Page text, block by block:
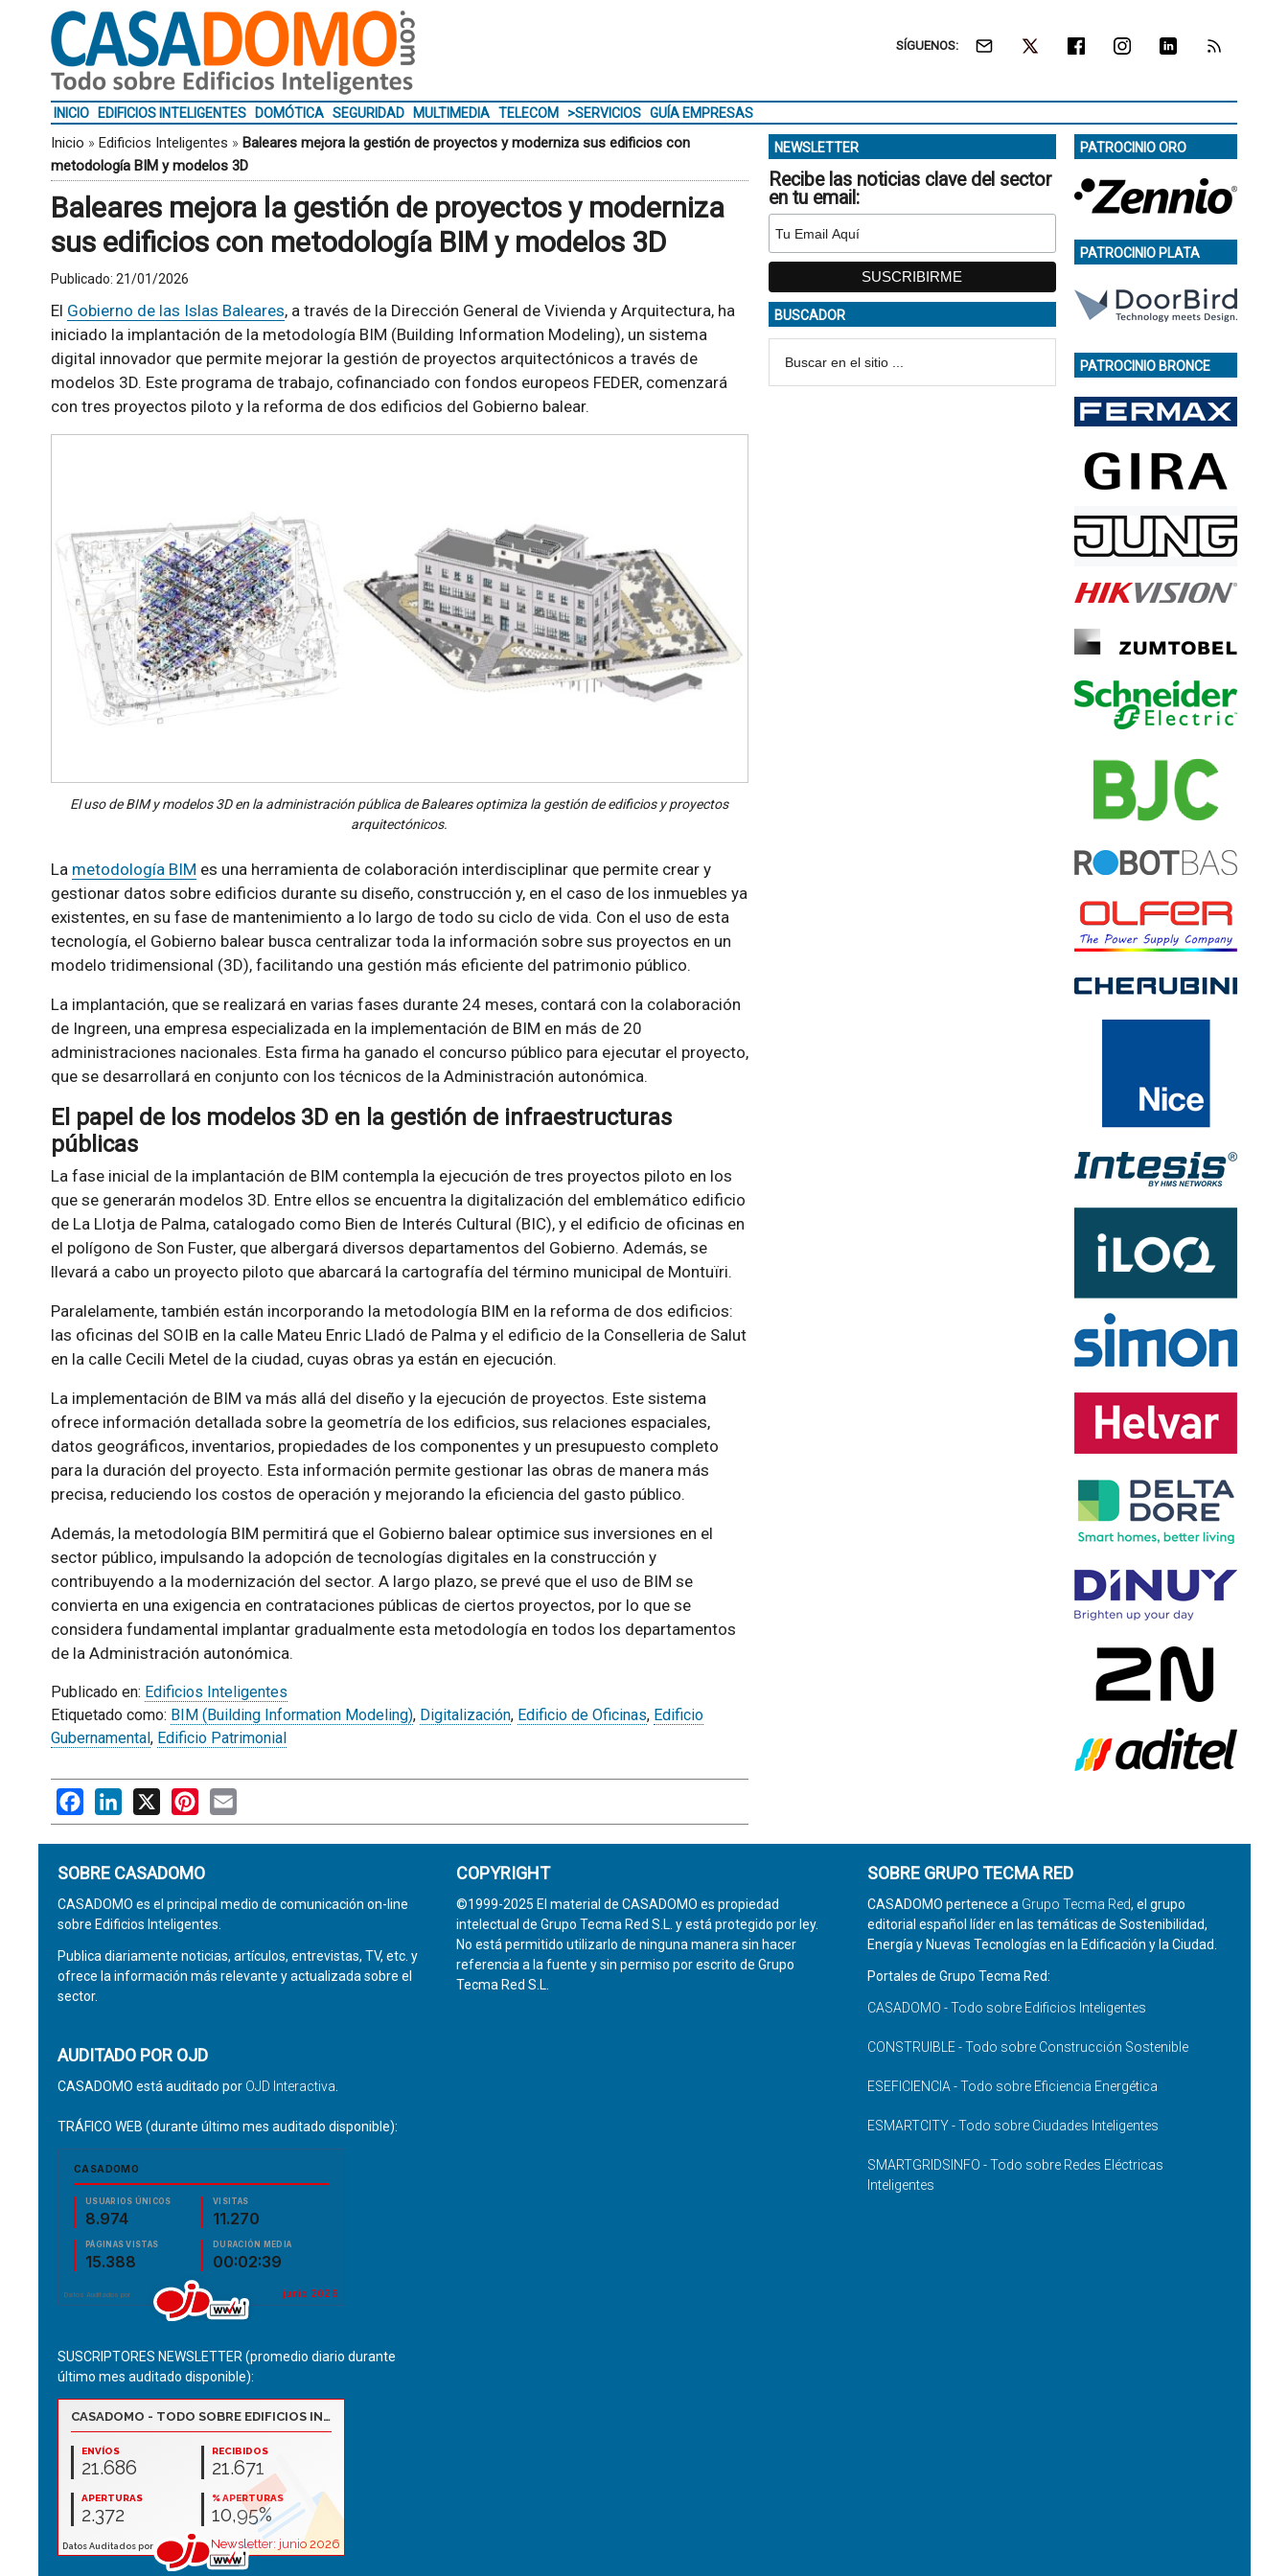
SÍGUENOS:
INICIO EDIFICIOS INTELIGENTES DOMÓTICA SEGURIDAD MULTIMEDIA TELECOM >SERVICIOS GUÍA EMPRESAS
Inicio » Edificios Inteligentes » Baleares mejora la gestión de proyectos y moderniza sus edificios con
metodología BIM y modelos 3D
Baleares mejora la gestión de proyectos y moderniza
sus edificios con metodología BIM y modelos 3D
Publicado: 21/01/2026
El Gobierno de las Islas Baleares, a través de la Dirección General de Vivienda y Arquitectura, ha
iniciado la implantación de la metodología BIM (Building Information Modeling), un sistema
digital innovador que permite mejorar la gestión de proyectos arquitectónicos a través de
modelos 3D. Este programa de trabajo, cofinanciado con fondos europeos FEDER, comenzará
con tres proyectos piloto y la reforma de dos edificios del Gobierno balear.
El uso de BIM y modelos 3D en la administración pública de Baleares optimiza la gestión de edificios y proyectos
arquitectónicos.
La metodología BIM es una herramienta de colaboración interdisciplinar que permite crear y
gestionar datos sobre edificios durante su diseño, construcción y, en el caso de los inmuebles ya
existentes, en su fase de mantenimiento a lo largo de todo su ciclo de vida. Con el uso de esta
tecnología, el Gobierno balear busca centralizar toda la información sobre sus proyectos en un
modelo tridimensional (3D), facilitando una gestión más eficiente del patrimonio público.
La implantación, que se realizará en varias fases durante 24 meses, contará con la colaboración
de Ingreen, una empresa especializada en la implementación de BIM en más de 20
administraciones nacionales. Esta firma ha ganado el concurso público para ejecutar el proyecto,
que se desarrollará en conjunto con los técnicos de la Administración autonómica.
El papel de los modelos 3D en la gestión de infraestructuras
públicas
La fase inicial de la implantación de BIM contempla la ejecución de tres proyectos piloto en los
que se generarán modelos 3D. Entre ellos se encuentra la digitalización del emblemático edificio
de La Llotja de Palma, catalogado como Bien de Interés Cultural (BIC), y el edificio de oficinas en
el polígono de Son Fuster, que albergará diversos departamentos del Gobierno. Además, se
llevará a cabo un proyecto piloto que abarcará la cartografía del término municipal de Montuïri.
Paralelamente, también están incorporando la metodología BIM en la reforma de dos edificios:
las oficinas del SOIB en la calle Mateu Enric Lladó de Palma y el edificio de la Conselleria de Salut
en la calle Cecili Metel de la ciudad, cuyas obras ya están en ejecución.
La implementación de BIM va más allá del diseño y la ejecución de proyectos. Este sistema
ofrece información detallada sobre la geometría de los edificios, sus relaciones espaciales,
datos geográficos, inventarios, propiedades de los componentes y un presupuesto completo
para la duración del proyecto. Esta información permite gestionar las obras de manera más
precisa, reduciendo los costos de operación y mejorando la eficiencia del gasto público.
Además, la metodología BIM permitirá que el Gobierno balear optimice sus inversiones en el
sector público, impulsando la adopción de tecnologías digitales en la construcción y
contribuyendo a la modernización del sector. A largo plazo, se prevé que el uso de BIM se
convierta en una exigencia en contrataciones públicas de ciertos proyectos, por lo que se
considera fundamental implantar gradualmente esta metodología en todos los departamentos
de la Administración autonómica.
Publicado en: Edificios Inteligentes
Etiquetado como: BIM (Building Information Modeling), Digitalización, Edificio de Oficinas, Edificio
Gubernamental, Edificio Patrimonial
FacebookLinkedIn
X PinterestEmail
NEWSLETTER
Recibe las noticias clave del sector
en tu email:
BUSCADOR
PATROCINIO ORO
PATROCINIO PLATA
PATROCINIO BRONCE
SOBRE CASADOMO
CASADOMO es el principal medio de comunicación on-line
sobre Edificios Inteligentes.
Publica diariamente noticias, artículos, entrevistas, TV, etc. y
ofrece la información más relevante y actualizada sobre el
sector.
AUDITADO POR OJD
CASADOMO está auditado por OJD Interactiva
TRÁFICO WEB (durante último mes auditado disponible):
SUSCRIPTORES NEWSLETTER (promedio diario durante
último mes auditado disponible):
COPYRIGHT
©1999-2025 El material de CASADOMO es propiedad
intelectual de Grupo Tecma Red S.L. y está protegido por ley.
No está permitido utilizarlo de ninguna manera sin hacer
referencia a la fuente y sin permiso por escrito de Grupo
Tecma Red S.L.
SOBRE GRUPO TECMA RED
CASADOMO pertenece a Grupo Tecma Red, el grupo
editorial español líder en las temáticas de Sostenibilidad,
Energía y Nuevas Tecnologías en la Edificación y la Ciudad.
Portales de Grupo Tecma Red:
CASADOMO - Todo sobre Edificios Inteligentes
CONSTRUIBLE - Todo sobre Construcción Sostenible
ESEFICIENCIA - Todo sobre Eficiencia Energética
ESMARTCITY - Todo sobre Ciudades Inteligentes
SMARTGRIDSINFO - Todo sobre Redes Eléctricas
Inteligentes